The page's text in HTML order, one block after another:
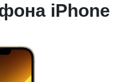
iPhone